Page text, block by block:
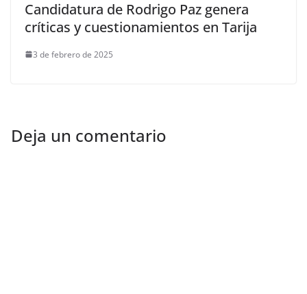
Candidatura de Rodrigo Paz genera
críticas y cuestionamientos en Tarija
3 de febrero de 2025
Deja un comentario